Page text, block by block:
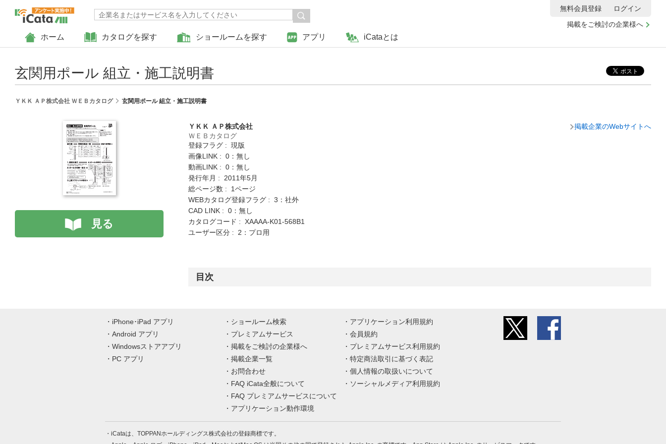
ホーム カタログを探す ショールームを探す アプリ iCataとは
掲載をご検討の企業様へ
無料会員登録 ログイン
玄関用ポール 組立・施工説明書
ＹＫＫ ＡＰ株式会社 ＷＥＢカタログ 玄関用ポール 組立・施工説明書
見る
ＹＫＫ ＡＰ株式会社
ＷＥＢカタログ
登録フラグ : 現版
画像LINK : 0：無し
動画LINK : 0：無し
発行年月 : 2011年5月
総ページ数 : 1ページ
WEBカタログ登録フラグ : 3：社外
CAD LINK : 0：無し
カタログコード : XAAAA-K01-568B1
ユーザー区分 : 2：プロ用
掲載企業のWebサイトへ
目次
iPhone･iPad アプリ
Android アプリ
Windowsストアアプリ
PC アプリ
ショールーム検索
プレミアムサービス
掲載をご検討の企業様へ
掲載企業一覧
お問合わせ
FAQ iCata全般について
FAQ プレミアムサービスについて
アプリケーション動作環境
アプリケーション利用規約
会員規約
プレミアムサービス利用規約
特定商法取引に基づく表記
個人情報の取扱いについて
ソーシャルメディア利用規約
iCataは、TOPPANホールディングス株式会社の登録商標です。